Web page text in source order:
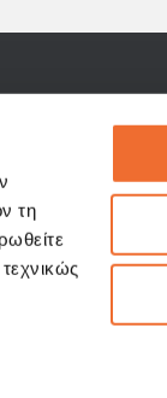
τη